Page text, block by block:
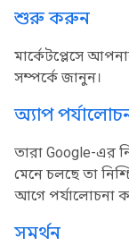
শুরু করুন
মার্কেটপ্লেসে
সম্পর্কে জানুন।
অ্যাপ
তারা Google-এর
মেনে চলছে তা
আগে পর্যালোচনা
সমর্থন